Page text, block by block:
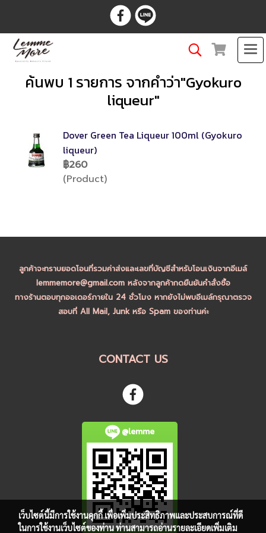
ค้นพบ 1 รายการ จากคำว่า"Gyokuro
liqueur"
Dover Green Tea Liqueur 100ml (Gyokuro
liqueur)
฿260
(Product)
ลูกค้าจะทราบยอดโอนที่รวมค่าส่งและเลขที่บัญชีสำหรับโอนเงินจากอีเมล์
lemmemore@gmail.com หลังจากลูกค้ากดยืนยันคำสั่งซื้อ
ทางร้านตอบทุกออเดอร์ภายใน 24 ชั่วโมง หากยังไม่พบอีเมล์กรุณาตรวจ
สอบที่ All Mail, Junk หรือ Spam ของท่านค่ะ
CONTACT US
@lemme
เว็บไซต์นี้มีการใช้งานคุกกี้ เพื่อเพิ่มประสิทธิภาพและประสบการณ์ที่ดี
ในการใช้งานเว็บไซต์ของท่าน ท่านสามารถอ่านรายละเอียดเพิ่มเติม